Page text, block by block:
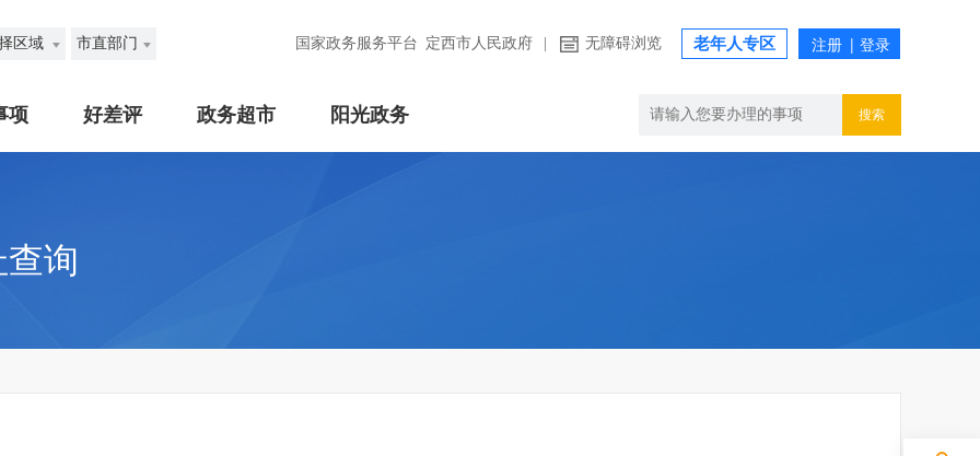
区域 市直部门 国家政务服务平台 定西市人民政府 无障碍浏览 老年人专区
项 好差评 政务超市 阳光政务 搜索
询